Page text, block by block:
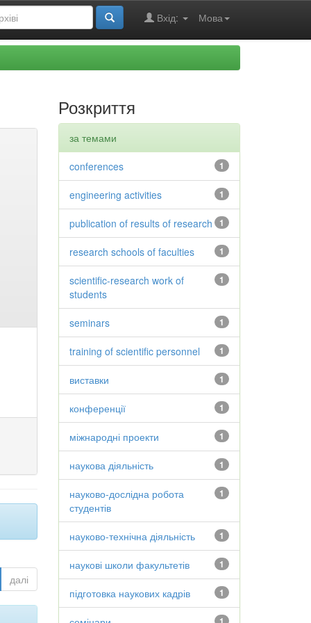
Мова
Вхід:
далі
Розкриття
за темами
1
conferences
1
engineering activities
1
publication of results of research
1
research schools of faculties
1
scientific-research work of
students
1
seminars
1
training of scientific personnel
1
виставки
1
конференції
1
міжнародні проекти
1
наукова діяльність
1
науково-дослідна робота
студентів
1
науково-технічна діяльність
1
наукові школи факультетів
1
підготовка наукових кадрів